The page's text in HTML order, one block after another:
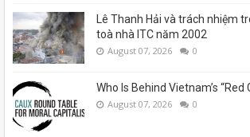
Lê Thanh Hải và trách nhiệm
toà nhà ITC năm 2002
August 07, 2026 0
Who Is Behind Vietnam’s “Red
August 07, 2026 0